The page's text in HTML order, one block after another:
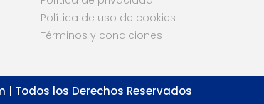
Política de uso de cookies
Términos y condiciones
| Todos los Derechos Reservados